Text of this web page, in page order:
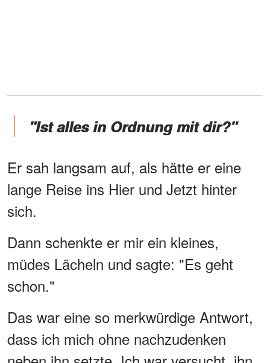
"Ist alles in Ordnung mit dir?"
Er sah langsam auf, als hätte er eine
lange Reise ins Hier und Jetzt hinter
sich.
Dann schenkte er mir ein kleines,
müdes Lächeln und sagte: "Es geht
schon."
Das war eine so merkwürdige Antwort,
dass ich mich ohne nachzudenken